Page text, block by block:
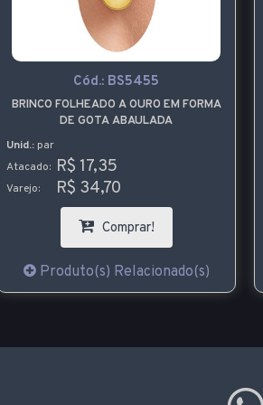
Cód.: BS5455
BRINCO FOLHEADO A OURO EM FORMA
DE GOTA ABAULADA
Unid.: par
Atacado: R$ 17,35
Varejo: R$ 34,70
Comprar!
Produto(s) Relacionado(s)